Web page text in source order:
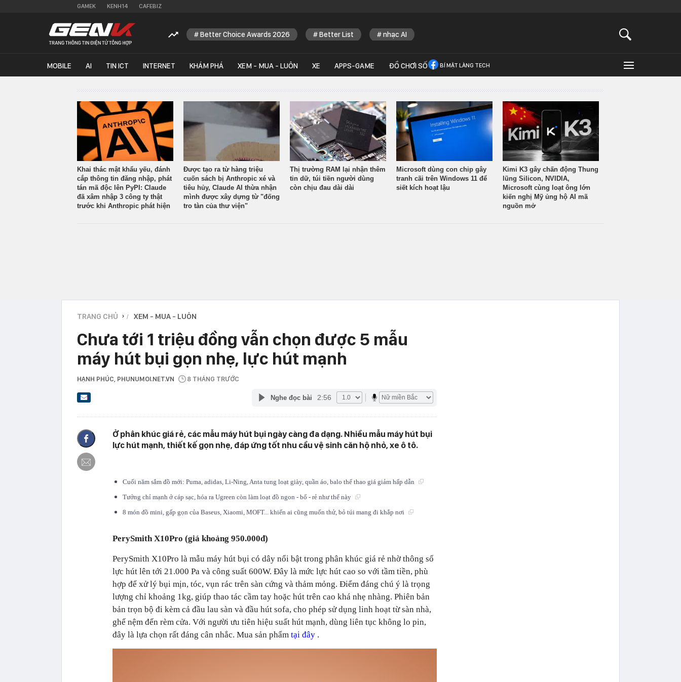
GAMEK KENH14 CAFEBIZ
Better Choice Awards 2026 Better List nhạc AI
MOBILE AI TIN ICT INTERNET KHÁM PHÁ XEM - MUA - LUÔN XE APPS-GAME ĐỒ CHƠI SỐ BÍ MẬT LÀNG TECH
Khai thác mật khẩu yếu, đánh
cắp thông tin đăng nhập, phát
tán mã độc lên PyPI: Claude
đã xâm nhập 3 công ty thật
trước khi Anthropic phát hiện
Được tạo ra từ hàng triệu
cuốn sách bị Anthropic xé và
tiêu hủy, Claude AI thừa nhận
mình được xây dựng từ "đống
tro tàn của thư viện"
Thị trường RAM lại nhận thêm
tin dữ, túi tiền người dùng
còn chịu đau dài dài
Microsoft dùng con chip gây
tranh cãi trên Windows 11 để
siết kích hoạt lậu
Kimi K3 gây chấn động Thung
lũng Silicon, NVIDIA,
Microsoft cùng loạt ông lớn
kiến nghị Mỹ ủng hộ AI mã
nguồn mở
TRANG CHỦ › XEM - MUA - LUÔN
Chưa tới 1 triệu đồng vẫn chọn được 5 mẫu
máy hút bụi gọn nhẹ, lực hút mạnh
HẠNH PHÚC , PHUNUMOI.NET.VN 8 THÁNG TRƯỚC
Nghe đọc bài 2:56
Ở phân khúc giá rẻ, các mẫu máy hút bụi ngày càng đa dạng. Nhiều mẫu máy hút bụi
lực hút mạnh, thiết kế gọn nhẹ, đáp ứng tốt nhu cầu vệ sinh căn hộ nhỏ, xe ô tô.
Cuối năm sắm đồ mới: Puma, adidas, Li-Ning, Anta tung loạt giày, quần áo, balo thể thao giá giảm hấp dẫn
Tưởng chỉ mạnh ở cáp sạc, hóa ra Ugreen còn làm loạt đồ ngon - bổ - rẻ như thế này
8 món đồ mini, gấp gọn của Baseus, Xiaomi, MOFT... khiến ai cũng muốn thử, bỏ túi mang đi khắp nơi
PerySmith X10Pro (giá khoảng 950.000đ)
PerySmith X10Pro là mẫu máy hút bụi có dây nổi bật trong phân khúc giá rẻ nhờ thông số
lực hút lên tới 21.000 Pa và công suất 600W. Đây là mức lực hút cao so với tầm tiền, phù
hợp để xử lý bụi mịn, tóc, vụn rác trên sàn cứng và thảm mỏng. Điểm đáng chú ý là trọng
lượng chỉ khoảng 1kg, giúp thao tác cầm tay hoặc hút trên cao khá nhẹ nhàng. Phiên bản
bản trọn bộ đi kèm cả đầu lau sàn và đầu hút sofa, cho phép sử dụng linh hoạt từ sàn nhà,
ghế nệm đến rèm cửa. Với người ưu tiên hiệu suất hút mạnh, dùng liên tục không lo pin,
đây là lựa chọn rất đáng cân nhắc. Mua sản phẩm tại đây .